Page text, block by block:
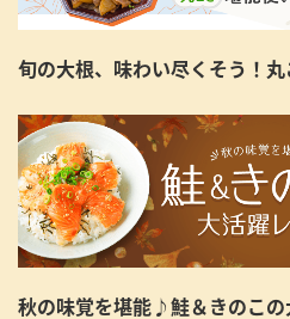
旬の大根、味わい尽くそう！
秋の味覚を堪能♪鮭＆きのこの